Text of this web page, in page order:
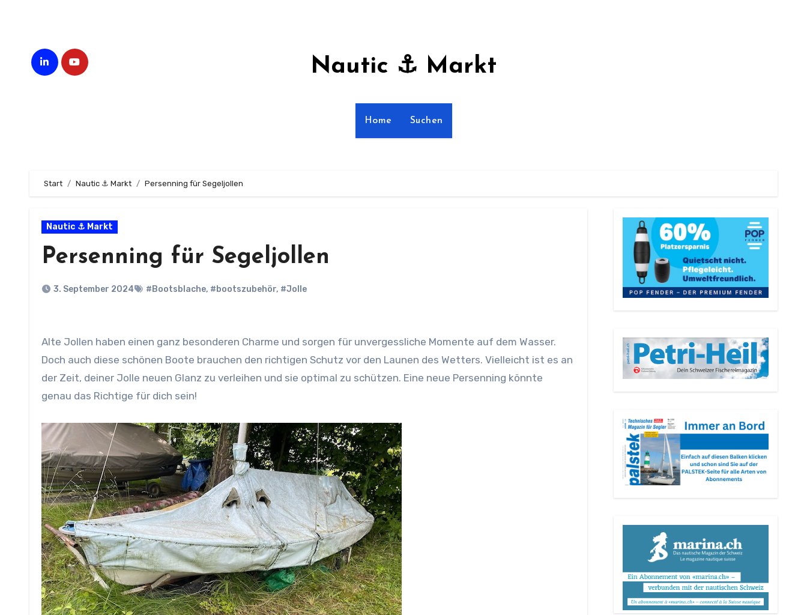
Nautic ⚓ Markt
Home Suchen
Start Nautic ⚓ Markt Persenning für Segeljollen
Nautic ⚓ Markt
Persenning für Segeljollen
3. September 2024 #Bootsblache, #bootszubehör, #Jolle
Alte Jollen haben einen ganz besonderen Charme und sorgen für unvergessliche Momente auf dem Wasser.
Doch auch diese schönen Boote brauchen den richtigen Schutz vor den Launen des Wetters. Vielleicht ist es an
der Zeit, deiner Jolle neuen Glanz zu verleihen und sie optimal zu schützen. Eine neue Persenning könnte
genau das Richtige für dich sein!